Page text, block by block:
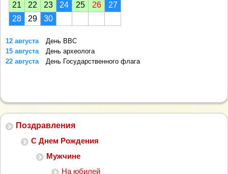
Поздравления
С Днем Рождения
Мужчине
На юбилей
21
22 23 24 25 26
27
28
29 30
12 августа
День ВВС
15 августа
День археолога
22 августа
День Государственного флага